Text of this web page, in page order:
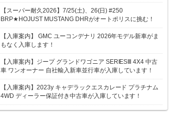
【スーパー耐久2026】7/25(土)、26(日) #250
BRP★HOJUST MUSTANG DHRがオートポリスに挑む！
【入庫案内】 GMC ユーコンデナリ 2026年モデル新車がま
もなく入庫します！
【入庫案内】ジープ グランドワゴニア SERIESⅢ 4X4 中古
車 ワンオーナー 自社輸入新車並行車が入庫しています！
【入庫案内】2023y キャデラックエスカレード プラチナム
4WD ディーラー保証付き中古車が入庫しています！